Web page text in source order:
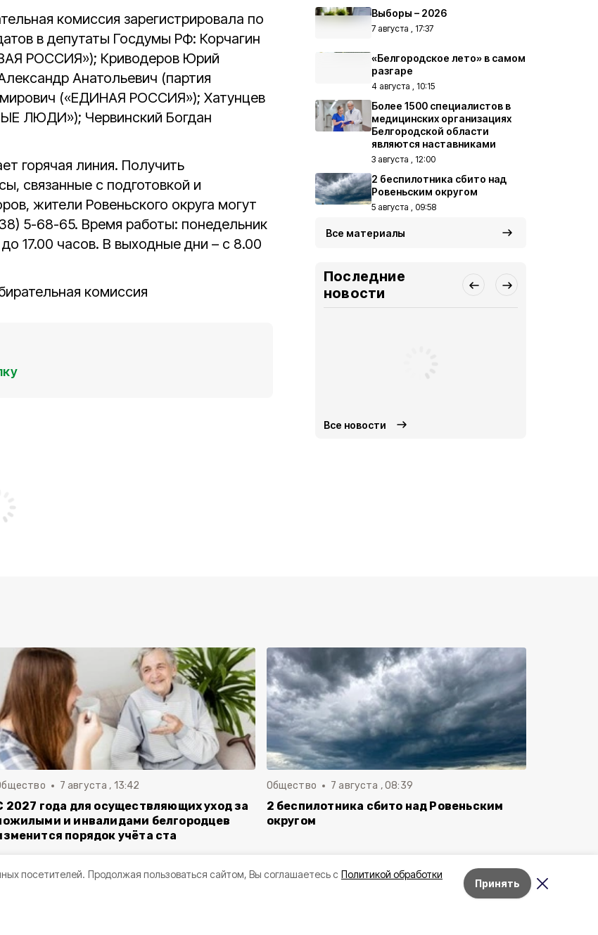
посетителей. Продолжая пользоваться сайтом, Вы соглашаетесь с Политикой обработки
Принять
Лента новостей
комиссия зарегистрировала по
в депутаты Госдумы РФ: Корчагин
РОССИЯ»); Криводеров Юрий
Анатольевич (партия
(«ЕДИНАЯ РОССИЯ»); Хатунцев
ЛЮДИ»); Червинский Богдан
горячая линия. Получить
связанные с подготовкой и
жители Ровеньского округа могут
5-68-65. Время работы: понедельник
17.00 часов. В выходные дни – с 8.00
комиссия
Выборы – 2026
7 августа , 17:37
«Белгородское лето» в самом
разгаре
4 августа , 10:15
Более 1500 специалистов в
медицинских организациях
Белгородской области
являются наставниками
3 августа , 12:00
2 беспилотника сбито над
Ровеньским округом
5 августа , 09:58
Все материалы
Последние
новости
Все новости
7 августа , 13:42
2027 года для осуществляющих уход за
и инвалидами белгородцев
порядок учёта ста
Общество 7 августа , 08:39
2 беспилотника сбито над Ровеньским
округом